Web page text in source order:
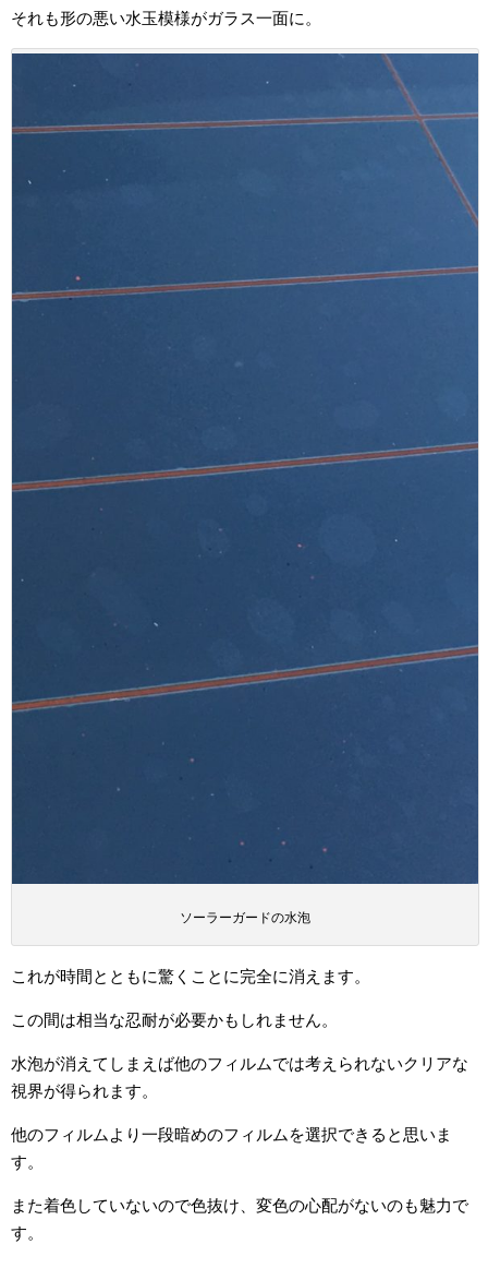
それも形の悪い水玉模様がガラス一面に。
ソーラーガードの水泡
これが時間とともに驚くことに完全に消えます。
この間は相当な忍耐が必要かもしれません。
水泡が消えてしまえば他のフィルムでは考えられないクリアな
視界が得られます。
他のフィルムより一段暗めのフィルムを選択できると思いま
す。
また着色していないので色抜け、変色の心配がないのも魅力で
す。